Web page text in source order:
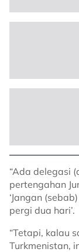
“Ada delegasi
pertengahan
‘Jangan
pergi dua hari’.
“Tetapi, kalau
Turkmenistan,